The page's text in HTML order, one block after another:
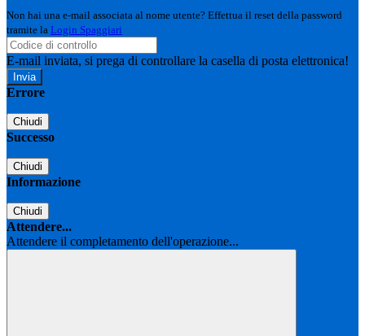
Non hai una e-mail associata al nome utente? Effettua il reset della password
tramite la Login Spaggiari
E-mail inviata, si prega di controllare la casella di posta elettronica!
Errore
Chiudi
Successo
Chiudi
Informazione
Chiudi
Attendere...
Attendere il completamento dell'operazione...